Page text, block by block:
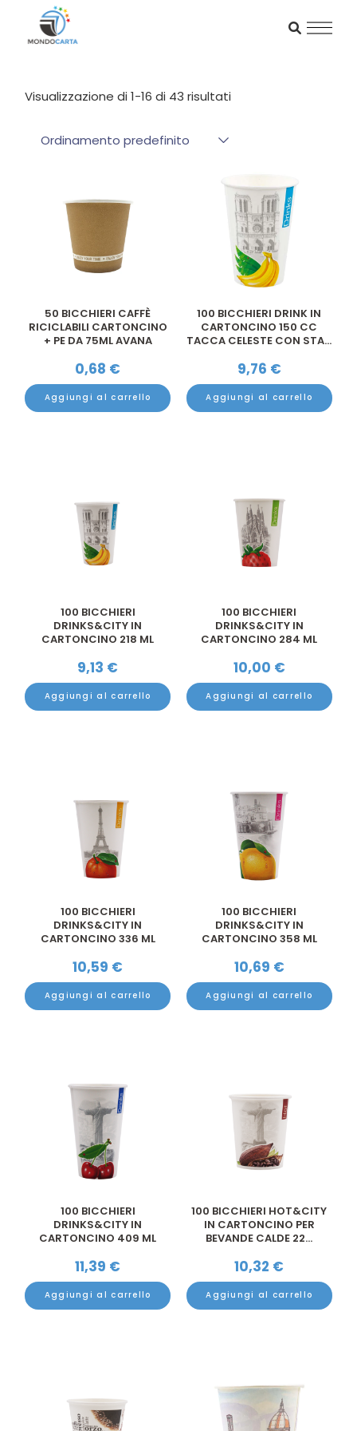
content
Visualizzazione di 1-16 di 43 risultati
Ordinamento predefinito
50 BICCHIERI CAFFÈ
RICICLABILI CARTONCINO
+ PE DA 75ML AVANA
0,68 €
Aggiungi al carrello
100 BICCHIERI DRINK IN
CARTONCINO 150 CC
TACCA CELESTE CON STA...
9,76 €
Aggiungi al carrello
100 BICCHIERI
DRINKS&CITY IN
CARTONCINO 218 ML
9,13 €
Aggiungi al carrello
100 BICCHIERI
DRINKS&CITY IN
CARTONCINO 284 ML
10,00 €
Aggiungi al carrello
100 BICCHIERI
DRINKS&CITY IN
CARTONCINO 336 ML
10,59 €
Aggiungi al carrello
100 BICCHIERI
DRINKS&CITY IN
CARTONCINO 358 ML
10,69 €
Aggiungi al carrello
100 BICCHIERI
DRINKS&CITY IN
CARTONCINO 409 ML
11,39 €
Aggiungi al carrello
100 BICCHIERI HOT&CITY
IN CARTONCINO PER
BEVANDE CALDE 22...
10,32 €
Aggiungi al carrello